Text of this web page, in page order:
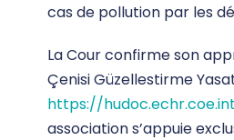
cas de pollution par les
La Cour confirme son
Çenisi Güzellestirme
https://
association s’appuie